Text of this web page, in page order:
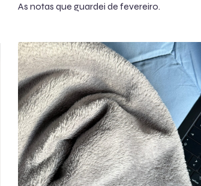
As notas que guardei de fevereiro.